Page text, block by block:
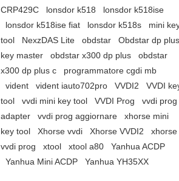
CRP429C
lonsdor k518
lonsdor k518ise
lonsdor k518ise fiat
lonsdor k518s
mini
tool
NexzDAS Lite obdstar
Obdstar dp plus
key master
obdstar x300 dp plus
obdstar
x300 dp plus c
programmatore cgdi mb
vident
vident iauto702pro VVDI2
VVDI
tool
vvdi mini key tool VVDI Prog
vvdi prog
adapter
vvdi prog aggiornare
xhorse mini
key tool
Xhorse vvdi Xhorse VVDI2
xhorse
vvdi prog
xtool xtool a80
Yanhua ACDP
Yanhua Mini ACDP
Yanhua YH35XX